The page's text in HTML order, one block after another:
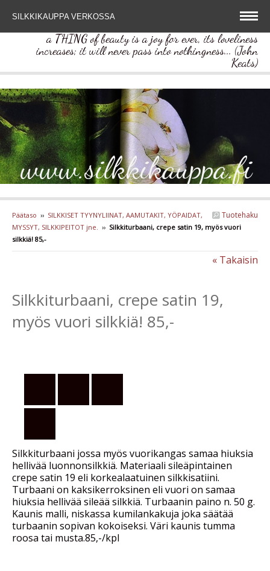
SILKKIKAUPPA VERKOSSA
a THING of beauty is a joy for ever, its loveliness
increases; it will never pass into nothingness... (John
Keats)
www.silkkikauppa.fi
Tuotehaku
Päätaso ›› SILKKISET TYYNYLIINAT, AAMUTAKIT, YÖPAIDAT,
MYSSYT, SILKKIPEITOT jne. ›› Silkkiturbaani, crepe satin 19, myös vuori
silkkiä! 85,-
« Takaisin
Silkkiturbaani, crepe satin 19,
myös vuori silkkiä! 85,-
Silkkiturbaani jossa myös vuorikangas samaa hiuksia
hellivää luonnonsilkkiä. Materiaali sileäpintainen
crepe satin 19 eli korkealaatuinen silkkisatiini.
Turbaani on kaksikerroksinen eli vuori on samaa
hiuksia hellivää sileää silkkiä. Turbaanin paino n. 50 g.
Kaunis malli, niskassa kumilankakuja joka säätää
turbaanin sopivan kokoiseksi. Väri kaunis tumma
roosa tai musta.85,-/kpl